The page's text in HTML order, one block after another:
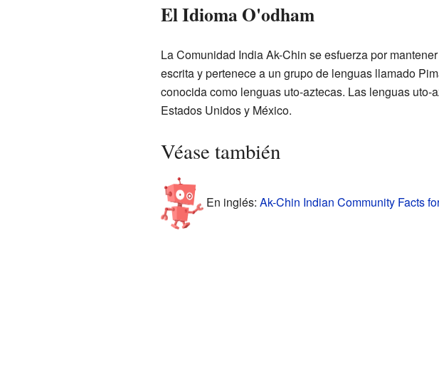
El Idioma O'odham
La Comunidad India Ak-Chin se esfuerza por
escrita y pertenece a un grupo de lenguas llamado
conocida como lenguas uto-aztecas. Las lenguas
Estados Unidos y México.
Véase también
En inglés: Ak-Chin Indian Community Facts